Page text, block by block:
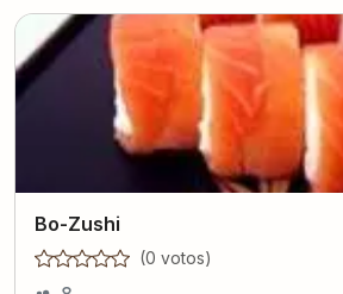
Bo-Zushi
(0 votos)